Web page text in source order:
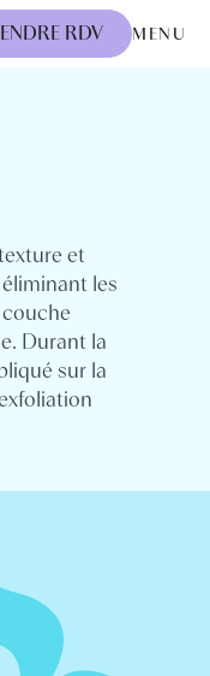
RDV MENU
et
les
Durant la
sur la